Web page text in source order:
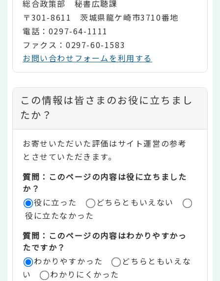
総合政策部 秘書広聴課
〒301-8611 茨城県龍ケ崎市3710番地
電話：0297-64-1111
ファクス：0297-60-1583
お問い合わせフォームを利用する
コ
ン
テ
ン
ツ
評
価
リ
ア
この情報は皆さまのお役に立ちまし
たか？
お寄せいただいた評価はサイト運営の参考
とさせていただきます。
質問：このページの内容は役に立ちました
か？
役に立った
どちらともいえない
役に立たなかった
質問：このページの内容はわかりやすかっ
たですか？
わかりやすかった
どちらともいえな
い
わかりにくかった